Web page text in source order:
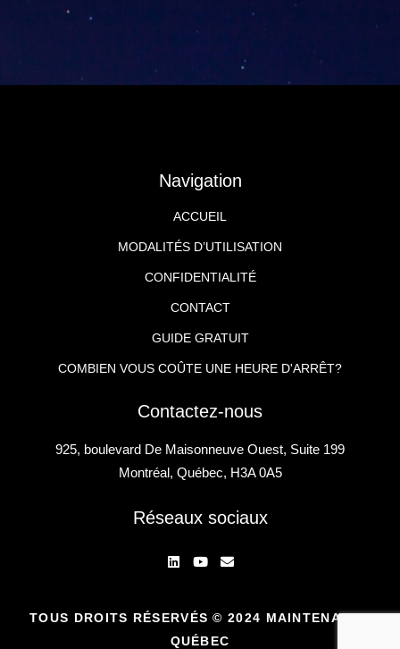
Navigation
ACCUEIL
MODALITÉS D’UTILISATION
CONFIDENTIALITÉ
CONTACT
GUIDE GRATUIT
COMBIEN VOUS COÛTE UNE HEURE D'ARRÊT?
Contactez-nous
925, boulevard De Maisonneuve Ouest, Suite 199
Montréal, Québec, H3A 0A5
Réseaux sociaux
TOUS DROITS RÉSERVÉS © 2024 MAINTENANCE
QUÉBEC